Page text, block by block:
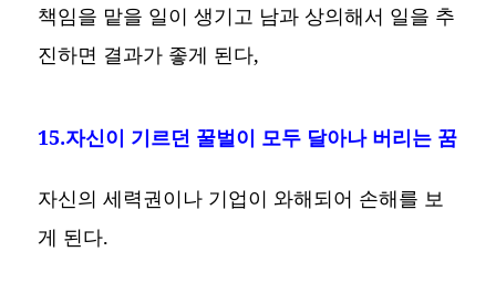
책임을 맡을 일이 생기고 남과 상의해서 일을 추
진하면 결과가 좋게 된다,
15.자신이 기르던 꿀벌이 모두 달아나 버리는 꿈
자신의 세력권이나 기업이 와해되어 손해를 보
게 된다.